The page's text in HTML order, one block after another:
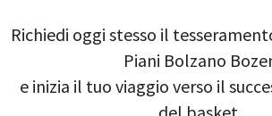
Richiedi oggi stesso il
Piani Bolzano